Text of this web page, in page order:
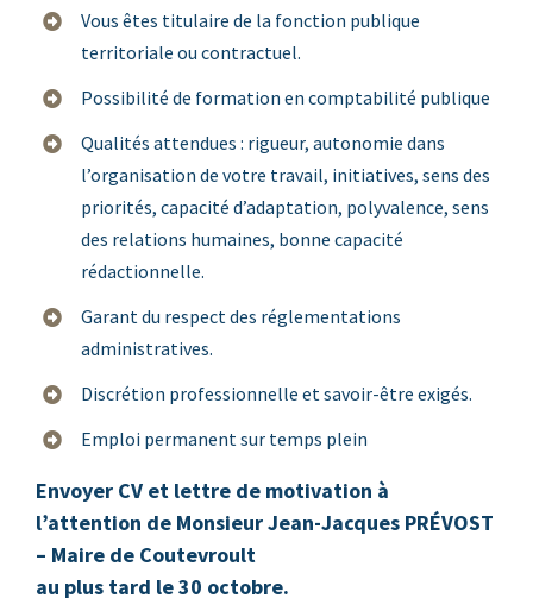
Vous êtes titulaire de la fonction publique
territoriale ou contractuel.
Possibilité de formation en comptabilité publique
Qualités attendues : rigueur, autonomie dans
l’organisation de votre travail, initiatives, sens des
priorités, capacité d’adaptation, polyvalence, sens
des relations humaines, bonne capacité
rédactionnelle.
Garant du respect des réglementations
administratives.
Discrétion professionnelle et savoir-être exigés.
Emploi permanent sur temps plein
Envoyer CV et lettre de motivation à
l’attention de Monsieur Jean-Jacques PRÉVOST
– Maire de Coutevroult
au plus tard le 30 octobre.